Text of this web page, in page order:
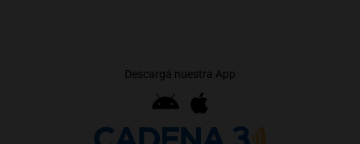
Descargá nuestra App